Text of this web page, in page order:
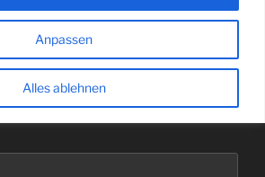
Anpassen
Alles ablehnen
(Pflichtfeld)